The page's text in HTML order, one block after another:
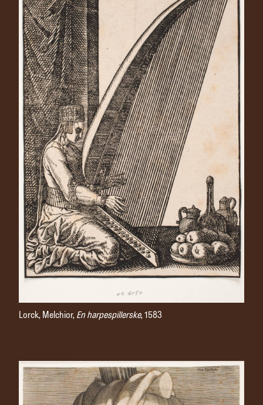
Lorck, Melchior, En harpespillerske, 1583